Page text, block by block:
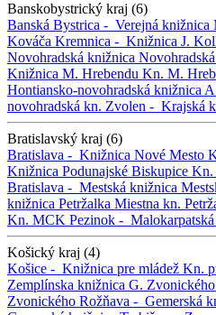
Banskobystrický kraj (6)
Banská Bystrica - Verejná knižnica
Kováča Kremnica - Knižnica J.
Novohradská knižnica
Knižnica M. Hrebendu Kn. M.
Hontiansko-novohradská knižnica
novohradská kn. Zvolen - Krajská
Bratislavský kraj (6)
Bratislava - Knižnica Nové Mesto
Knižnica Podunajské Biskupice Kn.
Bratislava - Mestská knižnica
knižnica Petržalka Miestna kn.
Kn. MCK Pezinok -
Košický kraj (4)
Košice - Knižnica pre mládež Kn.
Zemplínska knižnica G. Zvonického
Zvonického Rožňava - Gemerská